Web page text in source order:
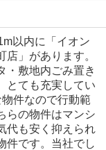
以内に「イオン
」があります。
・敷地内ごみ置き
とても充実してい
件なので行動範
らの物件はマンシ
代も安く抑えられ
件です。当社でし